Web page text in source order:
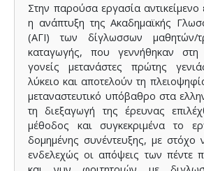
Στην παρούσα εργασία
η ανάπτυξη της Ακαδημαϊκής
(ΑΓΙ) των δίγλωσσων μαθητών/
καταγωγής, που γεννήθηκαν
γονείς μετανάστες πρώτης
λύκειο και αποτελούν τη
μεταναστευτικό υπόβαθρο στα
τη διεξαγωγή της έρευνας
μέθοδος και συγκεκριμένα το
δομημένης συνέντευξης, με στόχο
ενδελεχώς οι απόψεις των πέντε